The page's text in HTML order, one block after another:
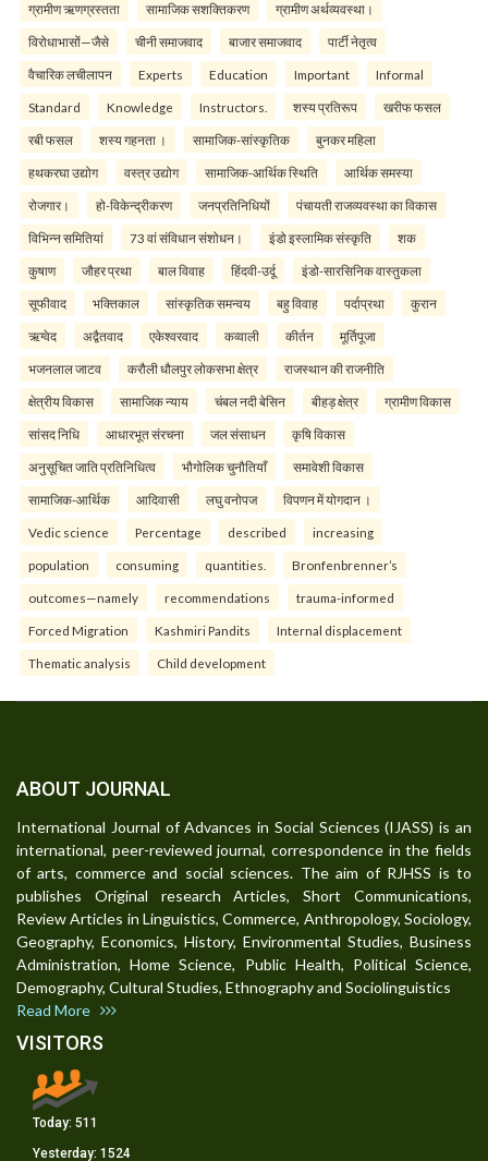
ग्रामीण ऋणग्रस्तता सामाजिक सशक्तिकरण ग्रामीण अर्थव्यवस्था।
विरोधाभासों—जैसे चीनी समाजवाद बाजार समाजवाद पार्टी नेतृत्व
वैचारिक लचीलापन Experts Education Important Informal
Standard Knowledge Instructors. शस्य प्रतिरूप खरीफ फसल
रबी फसल शस्य गहनता । सामाजिक-सांस्कृतिक बुनकर महिला
हथकरघा उद्योग वस्त्र उद्योग सामाजिक-आर्थिक स्थिति आर्थिक समस्या
रोजगार। हो-विकेन्द्रीकरण जनप्रतिनिधियों पंचायती राजव्यवस्था का विकास
विभिन्न समितियां 73 वां संविधान संशोधन। इंडो इस्लामिक संस्कृति शक
कुषाण जौहर प्रथा बाल विवाह हिंदवी-उर्दू इंडो-सारसिनिक वास्तुकला
सूफीवाद भक्तिकाल सांस्कृतिक समन्वय बहु विवाह पर्दाप्रथा कुरान
ऋग्वेद अद्वैतवाद एकेश्वरवाद कव्वाली कीर्तन मूर्तिपूजा
भजनलाल जाटव करौली धौलपुर लोकसभा क्षेत्र राजस्थान की राजनीति
क्षेत्रीय विकास सामाजिक न्याय चंबल नदी बेसिन बीहड़ क्षेत्र ग्रामीण विकास
सांसद निधि आधारभूत संरचना जल संसाधन कृषि विकास
अनुसूचित जाति प्रतिनिधित्व भौगोलिक चुनौतियाँ समावेशी विकास
सामाजिक-आर्थिक आदिवासी लघु वनोपज विपणन में योगदान ।
Vedic science Percentage described increasing
population consuming quantities. Bronfenbrenner’s
outcomes—namely recommendations trauma-informed
Forced Migration Kashmiri Pandits Internal displacement
Thematic analysis Child development
ABOUT JOURNAL
International Journal of Advances in Social Sciences (IJASS) is an
international, peer-reviewed journal, correspondence in the fields
of arts, commerce and social sciences. The aim of RJHSS is to
publishes Original research Articles, Short Communications,
Review Articles in Linguistics, Commerce, Anthropology, Sociology,
Geography, Economics, History, Environmental Studies, Business
Administration, Home Science, Public Health, Political Science,
Demography, Cultural Studies, Ethnography and Sociolinguistics
Read More
VISITORS
Today: 511
Yesterday: 1524